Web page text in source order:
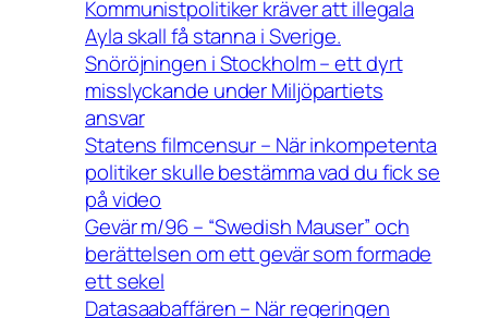
Kommunistpolitiker kräver att illegala
Ayla skall få stanna i Sverige.
Snöröjningen i Stockholm – ett dyrt
misslyckande under Miljöpartiets
ansvar
Statens filmcensur – När inkompetenta
politiker skulle bestämma vad du fick se
på video
Gevär m/96 – “Swedish Mauser” och
berättelsen om ett gevär som formade
ett sekel
Datasaabaffären – När regeringen